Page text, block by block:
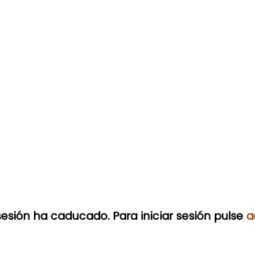
ha caducado. Para iniciar sesión pulse